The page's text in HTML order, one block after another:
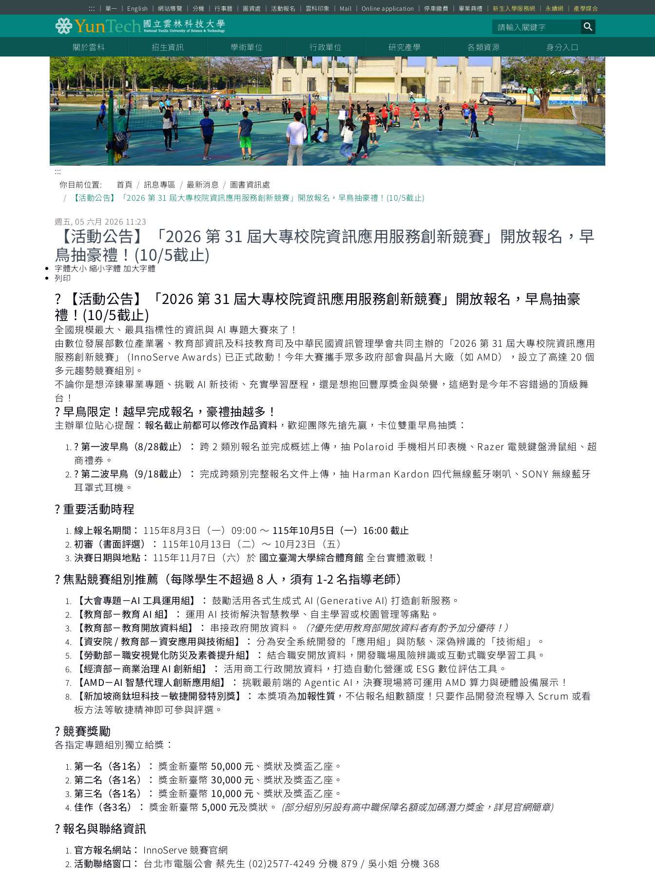
::: 單一 English 網站導覽 分機 行事曆 圖資處 活動報名 雲科印象 Mail Online application 停車繳費 畢業典禮 新生入學服務網 永續網 產學媒合
關於雲科 招生資訊 學術單位 行政單位 研究產學 各類資源 身分入口
:::
你目前位置:
首頁 訊息專區 最新消息
圖書資訊處
【活動公告】「2026 第 31 屆大專校院資訊應用服務創新競賽」開放報名，早鳥抽豪禮！(10/5截止)
週五, 05 六月 2026 11:23
【活動公告】「2026 第 31 屆大專校院資訊應用服務創新競賽」開放報名，早
鳥抽豪禮！(10/5截止)
字體大小 縮小字體 加大字體
列印
? 【活動公告】「2026 第 31 屆大專校院資訊應用服務創新競賽」開放報名，早鳥抽豪
禮！(10/5截止)
全國規模最大、最具指標性的資訊與 AI 專題大賽來了！
由數位發展部數位產業署、教育部資訊及科技教育司及中華民國資訊管理學會共同主辦的「2026 第 31 屆大專校院資訊應用
服務創新競賽」 (InnoServe Awards) 已正式啟動！今年大賽攜手眾多政府部會與晶片大廠（如 AMD），設立了高達 20 個
多元趨勢競賽組別。
不論你是想淬鍊畢業專題、挑戰 AI 新技術、充實學習歷程，還是想抱回豐厚獎金與榮譽，這絕對是今年不容錯過的頂級舞
台！
? 早鳥限定！越早完成報名，豪禮抽越多！
主辦單位貼心提醒： 報名截止前都可以修改作品資料 ，歡迎團隊先搶先贏，卡位雙重早鳥抽獎：
? 第一波早鳥（8/28截止）： 跨 2 類別報名並完成概述上傳，抽 Polaroid 手機相片印表機、Razer 電競鍵盤滑鼠組、超
商禮券。
? 第二波早鳥（9/18截止）： 完成跨類別完整報名文件上傳，抽 Harman Kardon 四代無線藍牙喇叭、SONY 無線藍牙
耳罩式耳機。
? 重要活動時程
線上報名期間： 115年8月3日（一）09:00 ～ 115年10月5日（一）16:00 截止
初審（書面評選）： 115年10月13日（二）～ 10月23日（五）
決賽日期與地點： 115年11月7日（六）於 國立臺灣大學綜合體育館 全台實體激戰！
? 焦點競賽組別推薦（每隊學生不超過 8 人，須有 1-2 名指導老師）
【大會專題－AI 工具運用組】： 鼓勵活用各式生成式 AI (Generative AI) 打造創新服務。
【教育部－教育 AI 組】： 運用 AI 技術解決智慧教學、自主學習或校園管理等痛點。
【教育部－教育開放資料組】： 串接政府開放資料。
（?優先使用教育部開放資料者有酌予加分優待！）
【資安院 / 教育部－資安應用與技術組】： 分為安全系統開發的「應用組」與防駭、深偽辨識的「技術組」。
【勞動部－職安視覺化防災及素養提升組】： 結合職安開放資料，開發職場風險辨識或互動式職安學習工具。
【經濟部－商業治理 AI 創新組】： 活用商工行政開放資料，打造自動化營運或 ESG 數位評估工具。
【AMD－AI 智慧代理人創新應用組】： 挑戰最前端的 Agentic AI，決賽現場將可運用 AMD 算力與硬體設備展示！
【新加坡商鈦坦科技－敏捷開發特別獎】： 本獎項為加報性質 ，不佔報名組數額度！只要作品開發流程導入 Scrum 或看
板方法等敏捷精神即可參與評選。
? 競賽獎勵
各指定專題組別獨立給獎：
第一名（各1名）： 獎金新臺幣 50,000 元 、獎狀及獎盃乙座。
第二名（各1名）： 獎金新臺幣 30,000 元 、獎狀及獎盃乙座。
第三名（各1名）： 獎金新臺幣 10,000 元 、獎狀及獎盃乙座。
佳作（各3名）： 獎金新臺幣 5,000 元及獎狀。 (部分組別另設有高中職保障名額或加碼潛力獎金，詳見官網簡章)
? 報名與聯絡資訊
官方報名網站： InnoServe 競賽官網
活動聯絡窗口： 台北市電腦公會 蔡先生 (02)2577-4249 分機 879 / 吳小姐 分機 368